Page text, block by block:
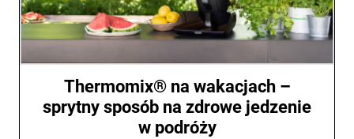
Thermomix® na wakacjach –
sprytny sposób na zdrowe jedzenie
w podróży